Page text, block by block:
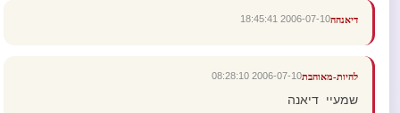
דיאנהה2006-07-10 18:45:41
להיות-מאוהבת2006-07-10 08:28:10
שמעיי דיאנה